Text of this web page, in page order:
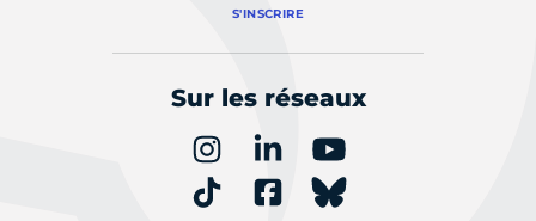
S'INSCRIRE
Sur les réseaux